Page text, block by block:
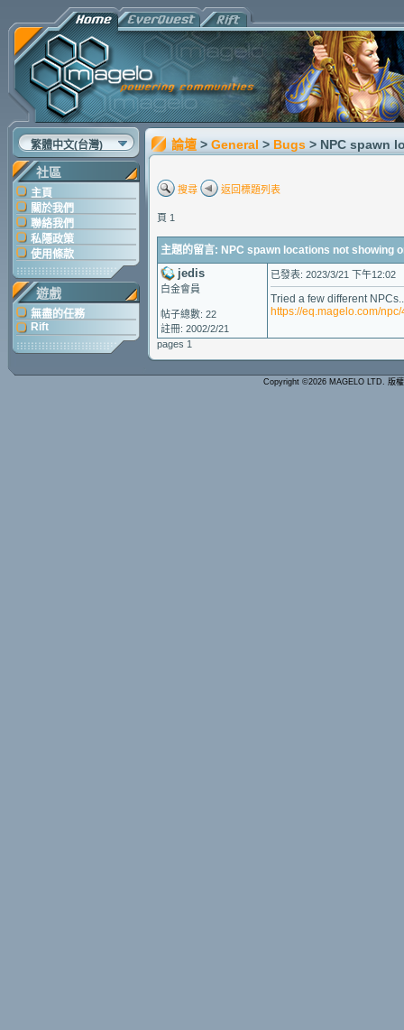
繁體中文(台灣)
社區
主頁
關於我們
聯絡我們
私隱政策
使用條款
遊戲
無盡的任務
Rift
論壇 > General > Bugs > NPC spawn
搜尋 返回標題列表
頁 1
主題的留言: NPC spawn locations not showing
jedis
白金會員
帖子總數: 22
註冊: 2002/2/21
已發表: 2023/3/21 下午12:02
Tried a few different
https://eq.magelo.com/
pages 1
Copyright ©2026 MAGELO LTD. 版